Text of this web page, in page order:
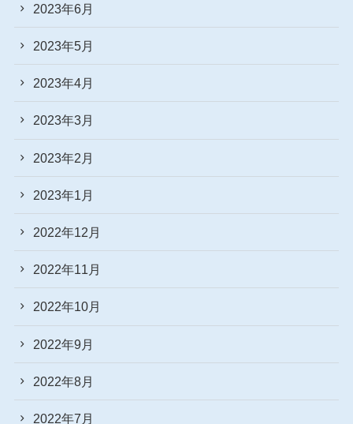
2023年6月
2023年5月
2023年4月
2023年3月
2023年2月
2023年1月
2022年12月
2022年11月
2022年10月
2022年9月
2022年8月
2022年7月